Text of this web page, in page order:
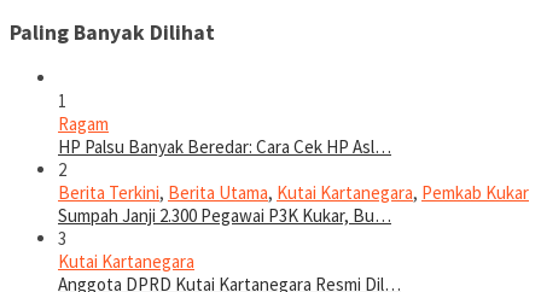
Paling Banyak Dilihat
1
Ragam
HP Palsu Banyak Beredar: Cara Cek HP Asl…
2
Berita Terkini, Berita Utama, Kutai Kartanegara, Pemkab Kukar
Sumpah Janji 2.300 Pegawai P3K Kukar, Bu…
3
Kutai Kartanegara
Anggota DPRD Kutai Kartanegara Resmi Dil…